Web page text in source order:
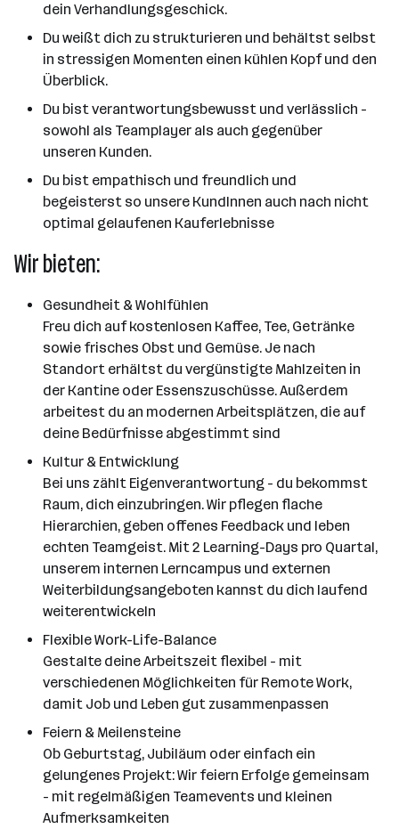
dein Verhandlungsgeschick.
Du weißt dich zu strukturieren und behältst selbst
in stressigen Momenten einen kühlen Kopf und den
Überblick.
Du bist verantwortungsbewusst und verlässlich -
sowohl als Teamplayer als auch gegenüber
unseren Kunden.
Du bist empathisch und freundlich und
begeisterst so unsere KundInnen auch nach nicht
optimal gelaufenen Kauferlebnisse
Wir bieten:
Gesundheit & Wohlfühlen
Freu dich auf kostenlosen Kaffee, Tee, Getränke
sowie frisches Obst und Gemüse. Je nach
Standort erhältst du vergünstigte Mahlzeiten in
der Kantine oder Essenszuschüsse. Außerdem
arbeitest du an modernen Arbeitsplätzen, die auf
deine Bedürfnisse abgestimmt sind
Kultur & Entwicklung
Bei uns zählt Eigenverantwortung - du bekommst
Raum, dich einzubringen. Wir pflegen flache
Hierarchien, geben offenes Feedback und leben
echten Teamgeist. Mit 2 Learning-Days pro Quartal,
unserem internen Lerncampus und externen
Weiterbildungsangeboten kannst du dich laufend
weiterentwickeln
Flexible Work-Life-Balance
Gestalte deine Arbeitszeit flexibel - mit
verschiedenen Möglichkeiten für Remote Work,
damit Job und Leben gut zusammenpassen
Feiern & Meilensteine
Ob Geburtstag, Jubiläum oder einfach ein
gelungenes Projekt: Wir feiern Erfolge gemeinsam
- mit regelmäßigen Teamevents und kleinen
Aufmerksamkeiten